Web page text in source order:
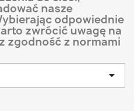
nasze
odpowiednie
zwrócić uwagę na
zgodność z normami
